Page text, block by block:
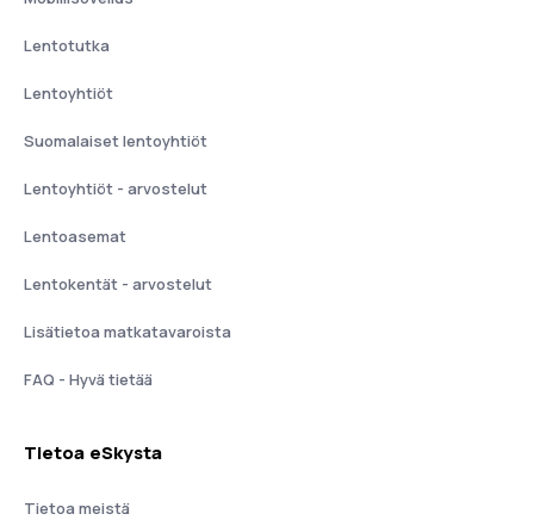
Lentotutka
Lentoyhtiöt
Suomalaiset lentoyhtiöt
Lentoyhtiöt - arvostelut
Lentoasemat
Lentokentät - arvostelut
Lisätietoa matkatavaroista
FAQ - Hyvä tietää
Tietoa eSkysta
Tietoa meistä